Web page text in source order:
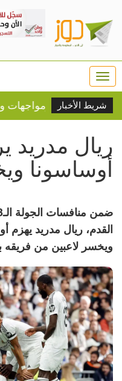
شريط الأخبار
واعتقالات ومواجهات
ريال مدريد
أوساسونا
القدم، ريال مدريد يهزم
ويخسر لاعبين من فريقه